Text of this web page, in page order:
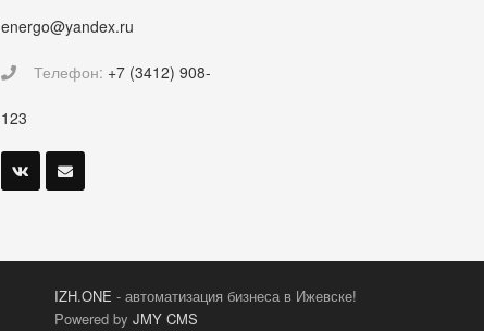
energo@yandex.ru
Телефон: +7 (3412) 908-
123
IZH.ONE - автоматизация бизнеса в Ижевске!
Powered by JMY CMS